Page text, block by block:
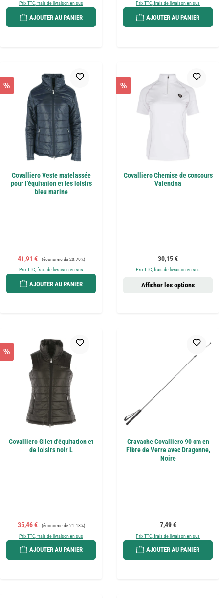
Prix TTC, frais de livraison en sus
AJOUTER AU PANIER
Prix TTC, frais de livraison en sus
AJOUTER AU PANIER
%
Covalliero Veste matelassée
pour l'équitation et les loisirs
bleu marine
Prix de vente :
41,91 € Prix régulier :
(économie de 23.79%)
Prix TTC, frais de livraison en sus
AJOUTER AU PANIER
%
Covalliero Chemise de concours
Valentina
Prix régulier :
30,15 €
Prix TTC, frais de livraison en sus
Afficher les options
%
Covalliero Gilet d'équitation et
de loisirs noir L
Prix de vente :
35,46 € Prix régulier :
(économie de 21.18%)
Prix TTC, frais de livraison en sus
AJOUTER AU PANIER
Cravache Covalliero 90 cm en
Fibre de Verre avec Dragonne,
Noire
Prix régulier :
7,49 €
Prix TTC, frais de livraison en sus
AJOUTER AU PANIER